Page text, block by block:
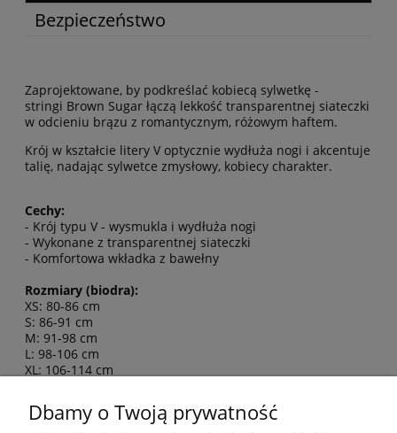
Bezpieczeństwo
Zaprojektowane, by podkreślać kobiecą sylwetkę -
stringi Brown Sugar łączą lekkość transparentnej siateczki
w odcieniu brązu z romantycznym, różowym haftem.
Krój w kształcie litery V optycznie wydłuża nogi i akcentuje
talię, nadając sylwetce zmysłowy, kobiecy charakter.
Cechy:
- Krój typu V - wysmukla i wydłuża nogi
- Wykonane z transparentnej siateczki
- Komfortowa wkładka z bawełny
Rozmiary (biodra):
XS: 80-86 cm
S: 86-91 cm
M: 91-98 cm
L: 98-106 cm
XL: 106-114 cm
3X:124 - 132 cm
4X: 132 - 139 cm
Dbamy o Twoją prywatność